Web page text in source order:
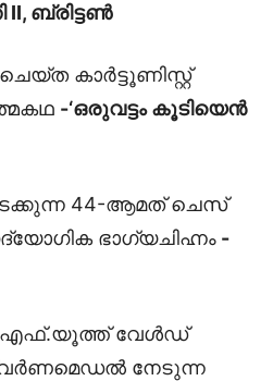
ബ്രിട്ടൺ
കാർട്ടൂണിസ്റ്റ്
-‘ഒരുവട്ടം കൂടിയെൻ
44-ആമത് ചെസ്
ഭാഗ്യചിഹ്നം -
വേൾഡ്
നേടുന്ന